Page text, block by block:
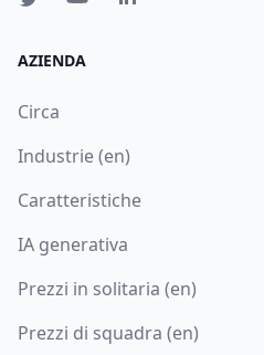
AZIENDA
Circa
Industrie (en)
Caratteristiche
IA generativa
Prezzi in solitaria (en)
Prezzi di squadra (en)